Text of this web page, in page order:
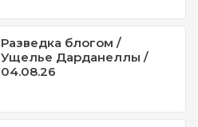
Разведка блогом /
Ущелье Дарданеллы /
04.08.26